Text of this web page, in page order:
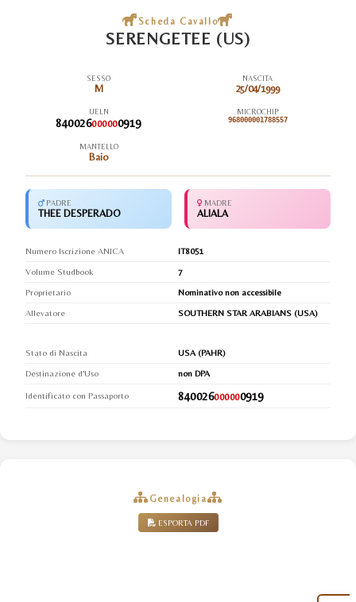
Scheda Cavallo
SERENGETEE (US)
SESSO
M
NASCITA
25/04/1999
UELN
840026000000919
MICROCHIP
968000001788557
MANTELLO
Baio
PADRE
THEE DESPERADO
MADRE
ALIALA
Numero Iscrizione ANICA
IT8051
Volume Studbook
7
Proprietario
Nominativo non accessibile
Allevatore
SOUTHERN STAR ARABIANS (USA)
Stato di Nascita
USA (PAHR)
Destinazione d'Uso
non DPA
Identificato con Passaporto 840026000000919
Genealogia
ESPORTA PDF